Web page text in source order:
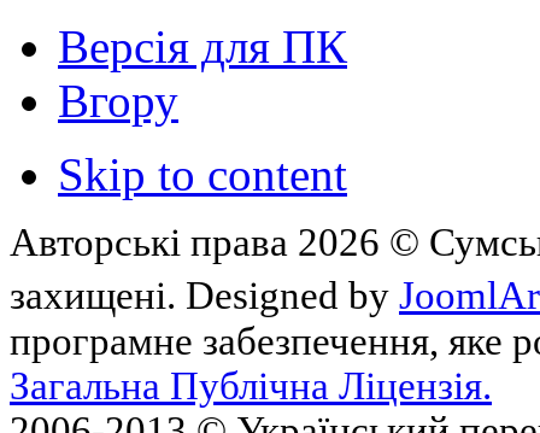
Версія для ПК
Вгору
Skip to content
Авторські права 2026 ©
захищені. Designed by
програмне забезпечення, яке
Загальна Публічна Ліцензія.